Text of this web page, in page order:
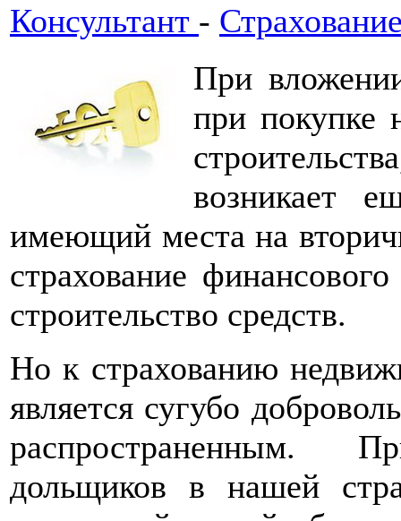
Консультант -
При
при покупке
возникает
имеющий места на
страхование
строительство средств.
Но к страхованию
является сугубо
распространенным.
дольщиков в нашей